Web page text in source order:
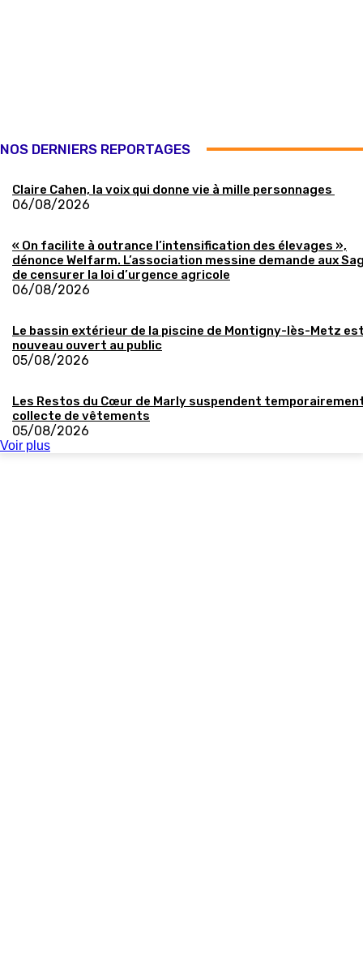
NOS DERNIERS REPORTAGES
Claire Cahen, la voix qui donne vie à mille personnages
06/08/2026
« On facilite à outrance l’intensification des élevages »,
dénonce Welfarm. L’association messine demande aux
de censurer la loi d’urgence agricole
06/08/2026
Le bassin extérieur de la piscine de Montigny-lès-Metz
nouveau ouvert au public
05/08/2026
Les Restos du Cœur de Marly suspendent
collecte de vêtements
05/08/2026
Voir plus